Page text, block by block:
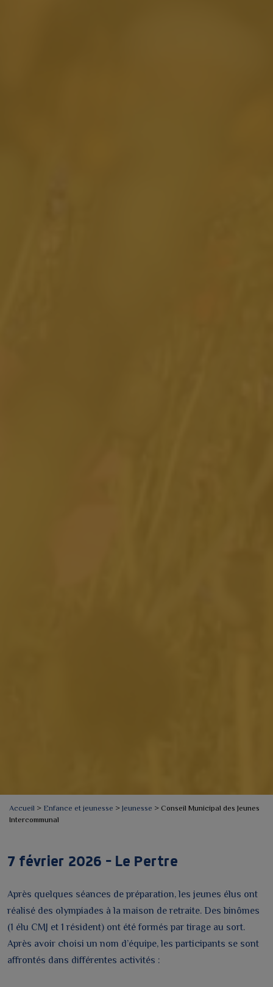
Accueil > Enfance et jeunesse > Jeunesse > Conseil Municipal des Jeunes
Intercommunal
7 février 2026 – Le Pertre
Après quelques séances de préparation, les jeunes élus ont
réalisé des olympiades à la maison de retraite. Des binômes
(1 élu CMJ et 1 résident) ont été formés par tirage au sort.
Après avoir choisi un nom d’équipe, les participants se sont
affrontés dans différentes activités :